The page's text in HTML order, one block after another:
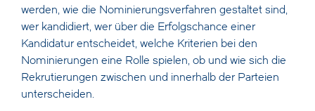
werden, wie die Nominierungsverfahren gestaltet sind,
wer kandidiert, wer über die Erfolgschance einer
Kandidatur entscheidet, welche Kriterien bei den
Nominierungen eine Rolle spielen, ob und wie sich die
Rekrutierungen zwischen und innerhalb der Parteien
unterscheiden.